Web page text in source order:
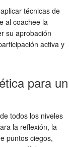
técnicas de
al coachee la
su aprobación
activa y
para un
todos los niveles
la reflexión, la
puntos ciegos,